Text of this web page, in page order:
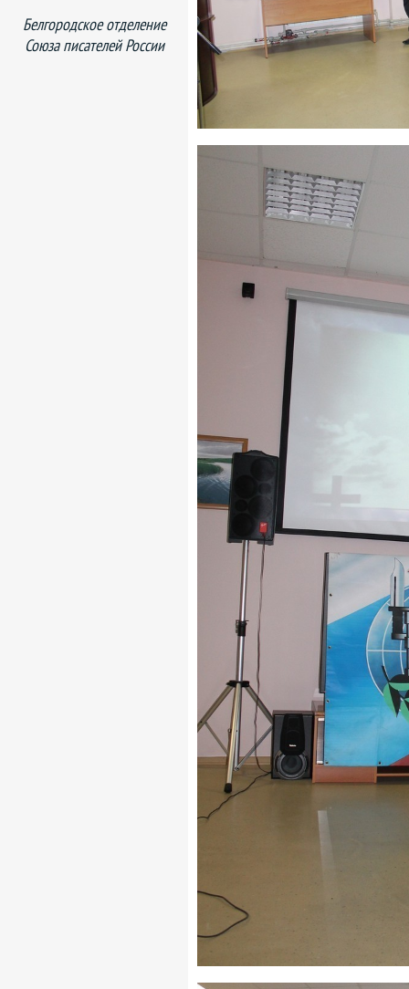
Белгородское отделение
Союза писателей России